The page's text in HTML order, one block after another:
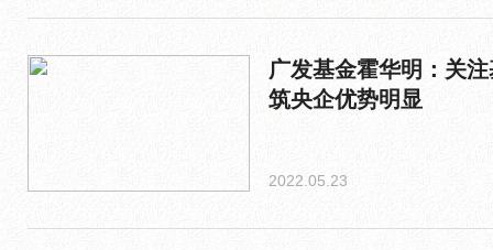
广发基金霍华明：关
筑央企优势明显
2022.05.23